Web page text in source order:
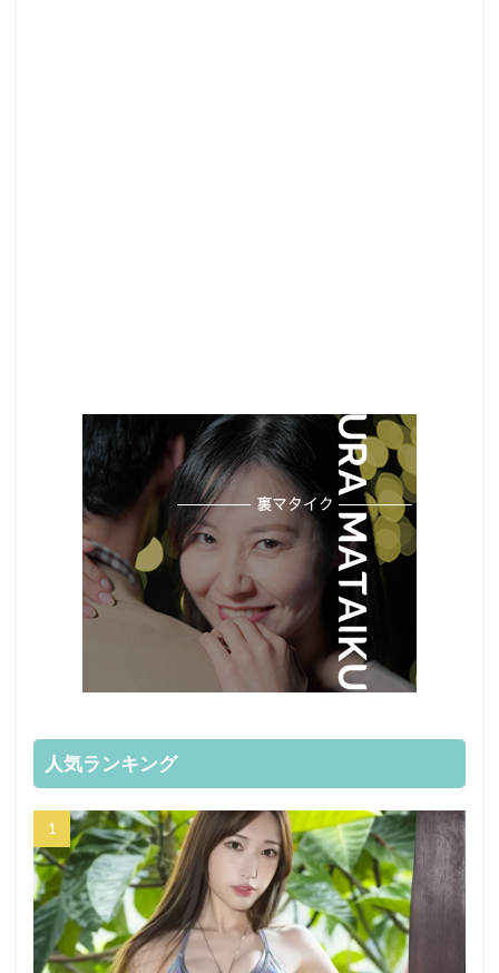
人気ランキング